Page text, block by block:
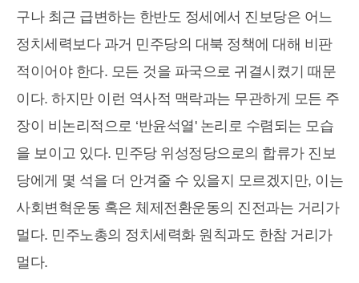
구나 최근 급변하는 한반도 정세에서 진보당은 어느
정치세력보다 과거 민주당의 대북 정책에 대해 비판
적이어야 한다. 모든 것을 파국으로 귀결시켰기 때문
이다. 하지만 이런 역사적 맥락과는 무관하게 모든 주
장이 비논리적으로 ‘반윤석열' 논리로 수렴되는 모습
을 보이고 있다. 민주당 위성정당으로의 합류가 진보
당에게 몇 석을 더 안겨줄 수 있을지 모르겠지만, 이는
사회변혁운동 혹은 체제전환운동의 진전과는 거리가
멀다. 민주노총의 정치세력화 원칙과도 한참 거리가
멀다.